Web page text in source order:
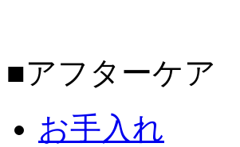
■アフターケア
お手入れ